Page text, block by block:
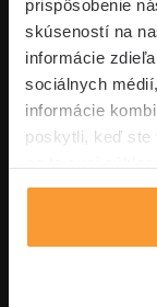
prispôsobenie
skúseností na
informácie
sociálnych
informácie
poskytli, keď ste
Informácie
Typy poistení